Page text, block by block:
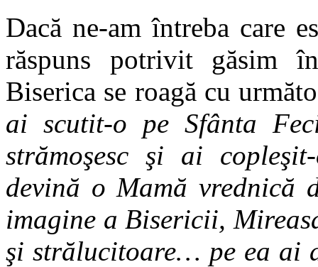
Dacă ne-am întreba care
răspuns potrivit găsim
Biserica se roagă cu
ai scutit-o pe Sfânta
strămoşesc şi ai
devină o Mamă
imagine a Bisericii,
şi strălucitoare… pe ea ai